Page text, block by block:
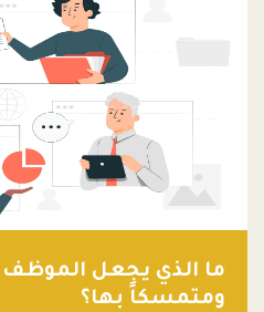
ما الذي يجعل الموظف
ومتمسكاً بها؟